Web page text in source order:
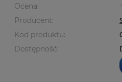
Ocena:
Producent:
Kod produktu:
Dostępność: